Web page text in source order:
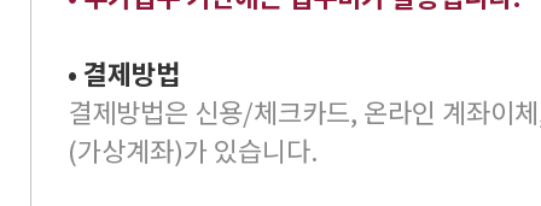
• 결제방법
결제방법은 신용/체크카드, 온라인 계좌이
(가상계좌)가 있습니다.